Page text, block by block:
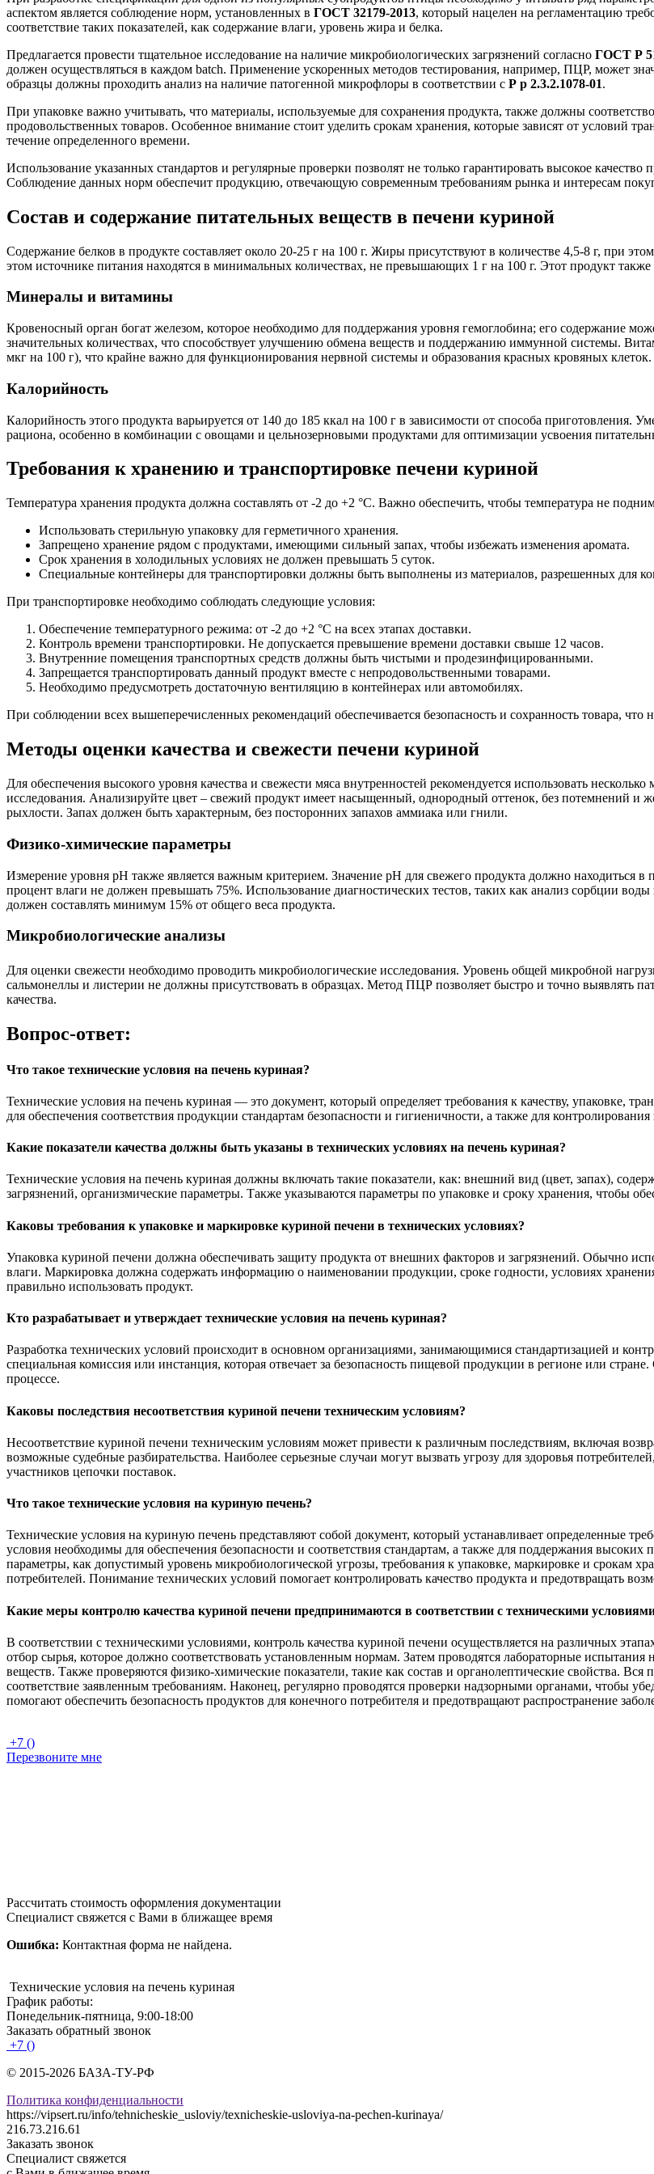
аспектом является соблюдение норм, установленных в ГОСТ 32179-2013, который нацелен на регламентацию
соответствие таких показателей, как содержание влаги, уровень жира и белка.
Предлагается провести тщательное исследование на наличие микробиологических загрязнений согласно ГОСТ Р
должен осуществляться в каждом batch. Применение ускоренных методов тестирования, например, ПЦР, может
образцы должны проходить анализ на наличие патогенной микрофлоры в соответствии с Р р 2.3.2.1078-01.
При упаковке важно учитывать, что материалы, используемые для сохранения продукта, также должны
продовольственных товаров. Особенное внимание стоит уделить срокам хранения, которые зависят от условий
течение определенного времени.
Использование указанных стандартов и регулярные проверки позволят не только гарантировать высокое
Соблюдение данных норм обеспечит продукцию, отвечающую современным требованиям рынка и интересам
Состав и содержание питательных веществ в печени куриной
Содержание белков в продукте составляет около 20-25 г на 100 г. Жиры присутствуют в количестве 4,5-8 г, при
этом источнике питания находятся в минимальных количествах, не превышающих 1 г на 100 г. Этот продукт также
Минералы и витамины
Кровеносный орган богат железом, которое необходимо для поддержания уровня гемоглобина; его содержание
значительных количествах, что способствует улучшению обмена веществ и поддержанию иммунной системы.
мкг на 100 г), что крайне важно для функционирования нервной системы и образования красных кровяных клеток.
Калорийность
Калорийность этого продукта варьируется от 140 до 185 ккал на 100 г в зависимости от способа приготовления.
рациона, особенно в комбинации с овощами и цельнозерновыми продуктами для оптимизации усвоения
Требования к хранению и транспортировке печени куриной
Температура хранения продукта должна составлять от -2 до +2 °C. Важно обеспечить, чтобы температура не
Использовать стерильную упаковку для герметичного хранения.
Запрещено хранение рядом с продуктами, имеющими сильный запах, чтобы избежать изменения аромата.
Срок хранения в холодильных условиях не должен превышать 5 суток.
Специальные контейнеры для транспортировки должны быть выполнены из материалов, разрешенных для
При транспортировке необходимо соблюдать следующие условия:
Обеспечение температурного режима: от -2 до +2 °C на всех этапах доставки.
Контроль времени транспортировки. Не допускается превышение времени доставки свыше 12 часов.
Внутренние помещения транспортных средств должны быть чистыми и продезинфицированными.
Запрещается транспортировать данный продукт вместе с непродовольственными товарами.
Необходимо предусмотреть достаточную вентиляцию в контейнерах или автомобилях.
При соблюдении всех вышеперечисленных рекомендаций обеспечивается безопасность и сохранность товара, что
Методы оценки качества и свежести печени куриной
Для обеспечения высокого уровня качества и свежести мяса внутренностей рекомендуется использовать
исследования. Анализируйте цвет – свежий продукт имеет насыщенный, однородный оттенок, без потемнений и
рыхлости. Запах должен быть характерным, без посторонних запахов аммиака или гнили.
Физико-химические параметры
Измерение уровня pH также является важным критерием. Значение pH для свежего продукта должно находиться
процент влаги не должен превышать 75%. Использование диагностических тестов, таких как анализ сорбции
должен составлять минимум 15% от общего веса продукта.
Микробиологические анализы
Для оценки свежести необходимо проводить микробиологические исследования. Уровень общей микробной
сальмонеллы и листерии не должны присутствовать в образцах. Метод ПЦР позволяет быстро и точно выявлять
качества.
Вопрос-ответ:
Что такое технические условия на печень куриная?
Технические условия на печень куриная — это документ, который определяет требования к качеству, упаковке,
для обеспечения соответствия продукции стандартам безопасности и гигиеничности, а также для
Какие показатели качества должны быть указаны в технических условиях на печень куриная?
Технические условия на печень куриная должны включать такие показатели, как: внешний вид (цвет, запах),
загрязнений, организмические параметры. Также указываются параметры по упаковке и сроку хранения, чтобы
Каковы требования к упаковке и маркировке куриной печени в технических условиях?
Упаковка куриной печени должна обеспечивать защиту продукта от внешних факторов и загрязнений. Обычно
влаги. Маркировка должна содержать информацию о наименовании продукции, сроке годности, условиях
правильно использовать продукт.
Кто разрабатывает и утверждает технические условия на печень куриная?
Разработка технических условий происходит в основном организациями, занимающимися стандартизацией и
специальная комиссия или инстанция, которая отвечает за безопасность пищевой продукции в регионе или
процессе.
Каковы последствия несоответствия куриной печени техническим условиям?
Несоответствие куриной печени техническим условиям может привести к различным последствиям, включая
возможные судебные разбирательства. Наиболее серьезные случаи могут вызвать угрозу для здоровья
участников цепочки поставок.
Что такое технические условия на куриную печень?
Технические условия на куриную печень представляют собой документ, который устанавливает определенные
условия необходимы для обеспечения безопасности и соответствия стандартам, а также для поддержания
параметры, как допустимый уровень микробиологической угрозы, требования к упаковке, маркировке и срокам
потребителей. Понимание технических условий помогает контролировать качество продукта и предотвращать
Какие меры контролю качества куриной печени предпринимаются в соответствии с техническими
В соответствии с техническими условиями, контроль качества куриной печени осуществляется на различных
отбор сырья, которое должно соответствовать установленным нормам. Затем проводятся лабораторные
веществ. Также проверяются физико-химические показатели, такие как состав и органолептические свойства.
соответствие заявленным требованиям. Наконец, регулярно проводятся проверки надзорными органами, чтобы
помогают обеспечить безопасность продуктов для конечного потребителя и предотвращают распространение
+7 ()
Перезвоните мне
Рассчитать стоимость оформления документации
Специалист свяжется с Вами в ближащее время
Ошибка: Контактная форма не найдена.
Технические условия на печень куриная
График работы:
Понедельник-пятница, 9:00-18:00
Заказать обратный звонок
+7 ()
© 2015-2026 БАЗА-ТУ-РФ
Политика конфиденциальности
https://vipsert.ru/info/tehnicheskie_usloviy/texnicheskie-usloviya-na-pechen-kurinaya/
216.73.216.61
Заказать звонок
Специалист свяжется